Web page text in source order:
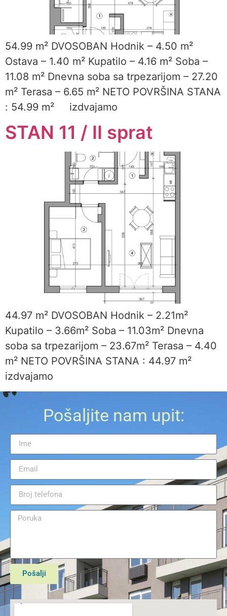
54.99 m² DVOSOBAN Hodnik – 4.50 m²
Ostava – 1.40 m² Kupatilo – 4.16 m² Soba –
11.08 m² Dnevna soba sa trpezarijom – 27.20
m² Terasa – 6.65 m² NETO POVRŠINA STANA
: 54.99 m² izdvajamo
STAN 11 / II sprat
44.97 m² DVOSOBAN Hodnik – 2.21m²
Kupatilo – 3.66m² Soba – 11.03m² Dnevna
soba sa trpezarijom – 23.67m² Terasa – 4.40
m² NETO POVRŠINA STANA : 44.97 m²
izdvajamo
Pošaljite nam upit:
Pošalji